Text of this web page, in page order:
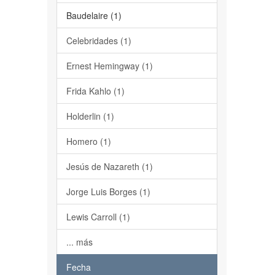
Baudelaire (1)
Celebridades (1)
Ernest Hemingway (1)
Frida Kahlo (1)
Holderlin (1)
Homero (1)
Jesús de Nazareth (1)
Jorge Luis Borges (1)
Lewis Carroll (1)
... más
Fecha